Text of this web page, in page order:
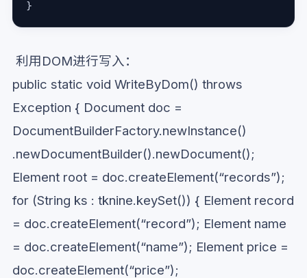
}
利用DOM进行写入：
public static void WriteByDom() throws
Exception { Document doc =
DocumentBuilderFactory.newInstance()
.newDocumentBuilder().newDocument();
Element root = doc.createElement(“records”);
for (String ks : tknine.keySet()) { Element record
= doc.createElement(“record”); Element name
= doc.createElement(“name”); Element price =
doc.createElement(“price”);